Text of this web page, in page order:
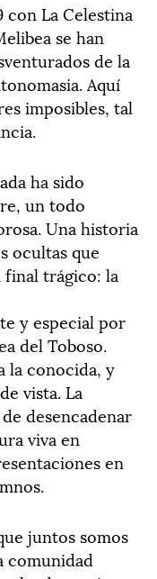
con La Celestina
se han
de la
Aquí
imposibles, tal
ha sido
un todo
Una historia
ocultas que
final trágico: la
y especial por
del Toboso.
la conocida, y
vista. La
desencadenar
viva en
en
juntos somos
comunidad